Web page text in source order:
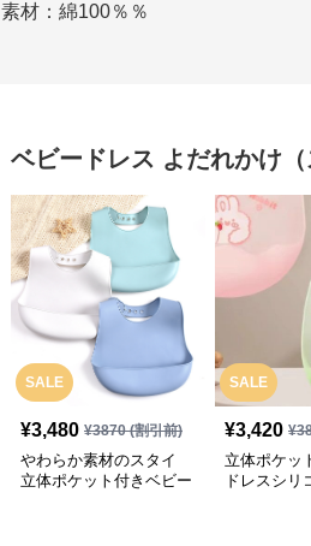
素材：綿100％％
ベビードレス よだれかけ（
SALE
¥3,480 ¥3870(割引前)
やわらか素材のスタイ
立体ポケット付きベビー
SALE
¥3,420 ¥
立体ポケッ
ドレスシリ